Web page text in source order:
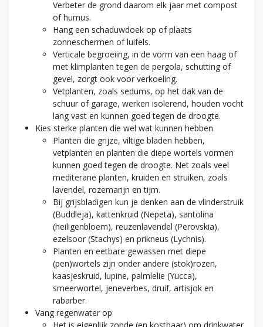
Verbeter de grond daarom elk jaar met compost
of humus.
Hang een schaduwdoek op of plaats
zonneschermen of luifels.
Verticale begroeiing, in de vorm van een haag of
met klimplanten tegen de pergola, schutting of
gevel, zorgt ook voor verkoeling.
Vetplanten, zoals sedums, op het dak van de
schuur of garage, werken isolerend, houden vocht
lang vast en kunnen goed tegen de droogte.
Kies sterke planten die wel wat kunnen hebben
Planten die grijze, viltige bladen hebben,
vetplanten en planten die diepe wortels vormen
kunnen goed tegen de droogte. Net zoals veel
mediterane planten, kruiden en struiken, zoals
lavendel, rozemarijn en tijm.
Bij grijsbladigen kun je denken aan de vlinderstruik
(Buddleja), kattenkruid (Nepeta), santolina
(heiligenbloem), reuzenlavendel (Perovskia),
ezelsoor (Stachys) en prikneus (Lychnis).
Planten en eetbare gewassen met diepe
(pen)wortels zijn onder andere (stok)rozen,
kaasjeskruid, lupine, palmlelie (Yucca),
smeerwortel, jeneverbes, druif, artisjok en
rabarber.
Vang regenwater op